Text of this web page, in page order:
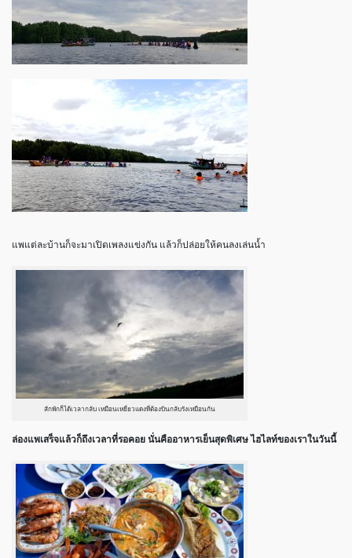
แพแต่ละบ้านก็จะมาเปิดเพลงแข่งกัน แล้วก็ปล่อยให้คนลงเล่นน้ำ
สักพักก็ได้เวลากลับ เหมือนเหยี่ยวแดงที่ต้องบินกลับรังเหมือนกัน
ล่องแพเสร็จแล้วก็ถึงเวลาที่รอคอย นั่นคืออาหารเย็นสุดพิเศษ ไฮไลท์ของเราในวันนี้